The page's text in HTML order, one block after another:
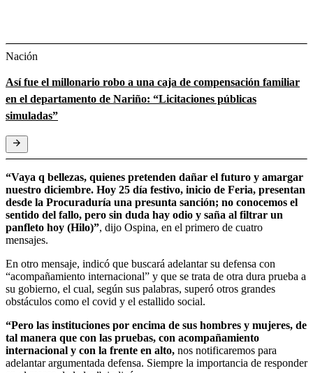
Nación
Así fue el millonario robo a una caja de compensación familiar
en el departamento de Nariño: “Licitaciones públicas
simuladas”
“Vaya q bellezas, quienes pretenden dañar el futuro y amargar
nuestro diciembre. Hoy 25 día festivo, inicio de Feria, presentan
desde la Procuraduría una presunta sanción; no conocemos el
sentido del fallo, pero sin duda hay odio y saña al filtrar un
panfleto hoy (Hilo)”, dijo Ospina, en el primero de cuatro
mensajes.
En otro mensaje, indicó que buscará adelantar su defensa con
“acompañamiento internacional” y que se trata de otra dura prueba a
su gobierno, el cual, según sus palabras, superó otros grandes
obstáculos como el covid y el estallido social.
“Pero las instituciones por encima de sus hombres y mujeres, de
tal manera que con las pruebas, con acompañamiento
internacional y con la frente en alto, nos notificaremos para
adelantar argumentada defensa. Siempre la importancia de responder